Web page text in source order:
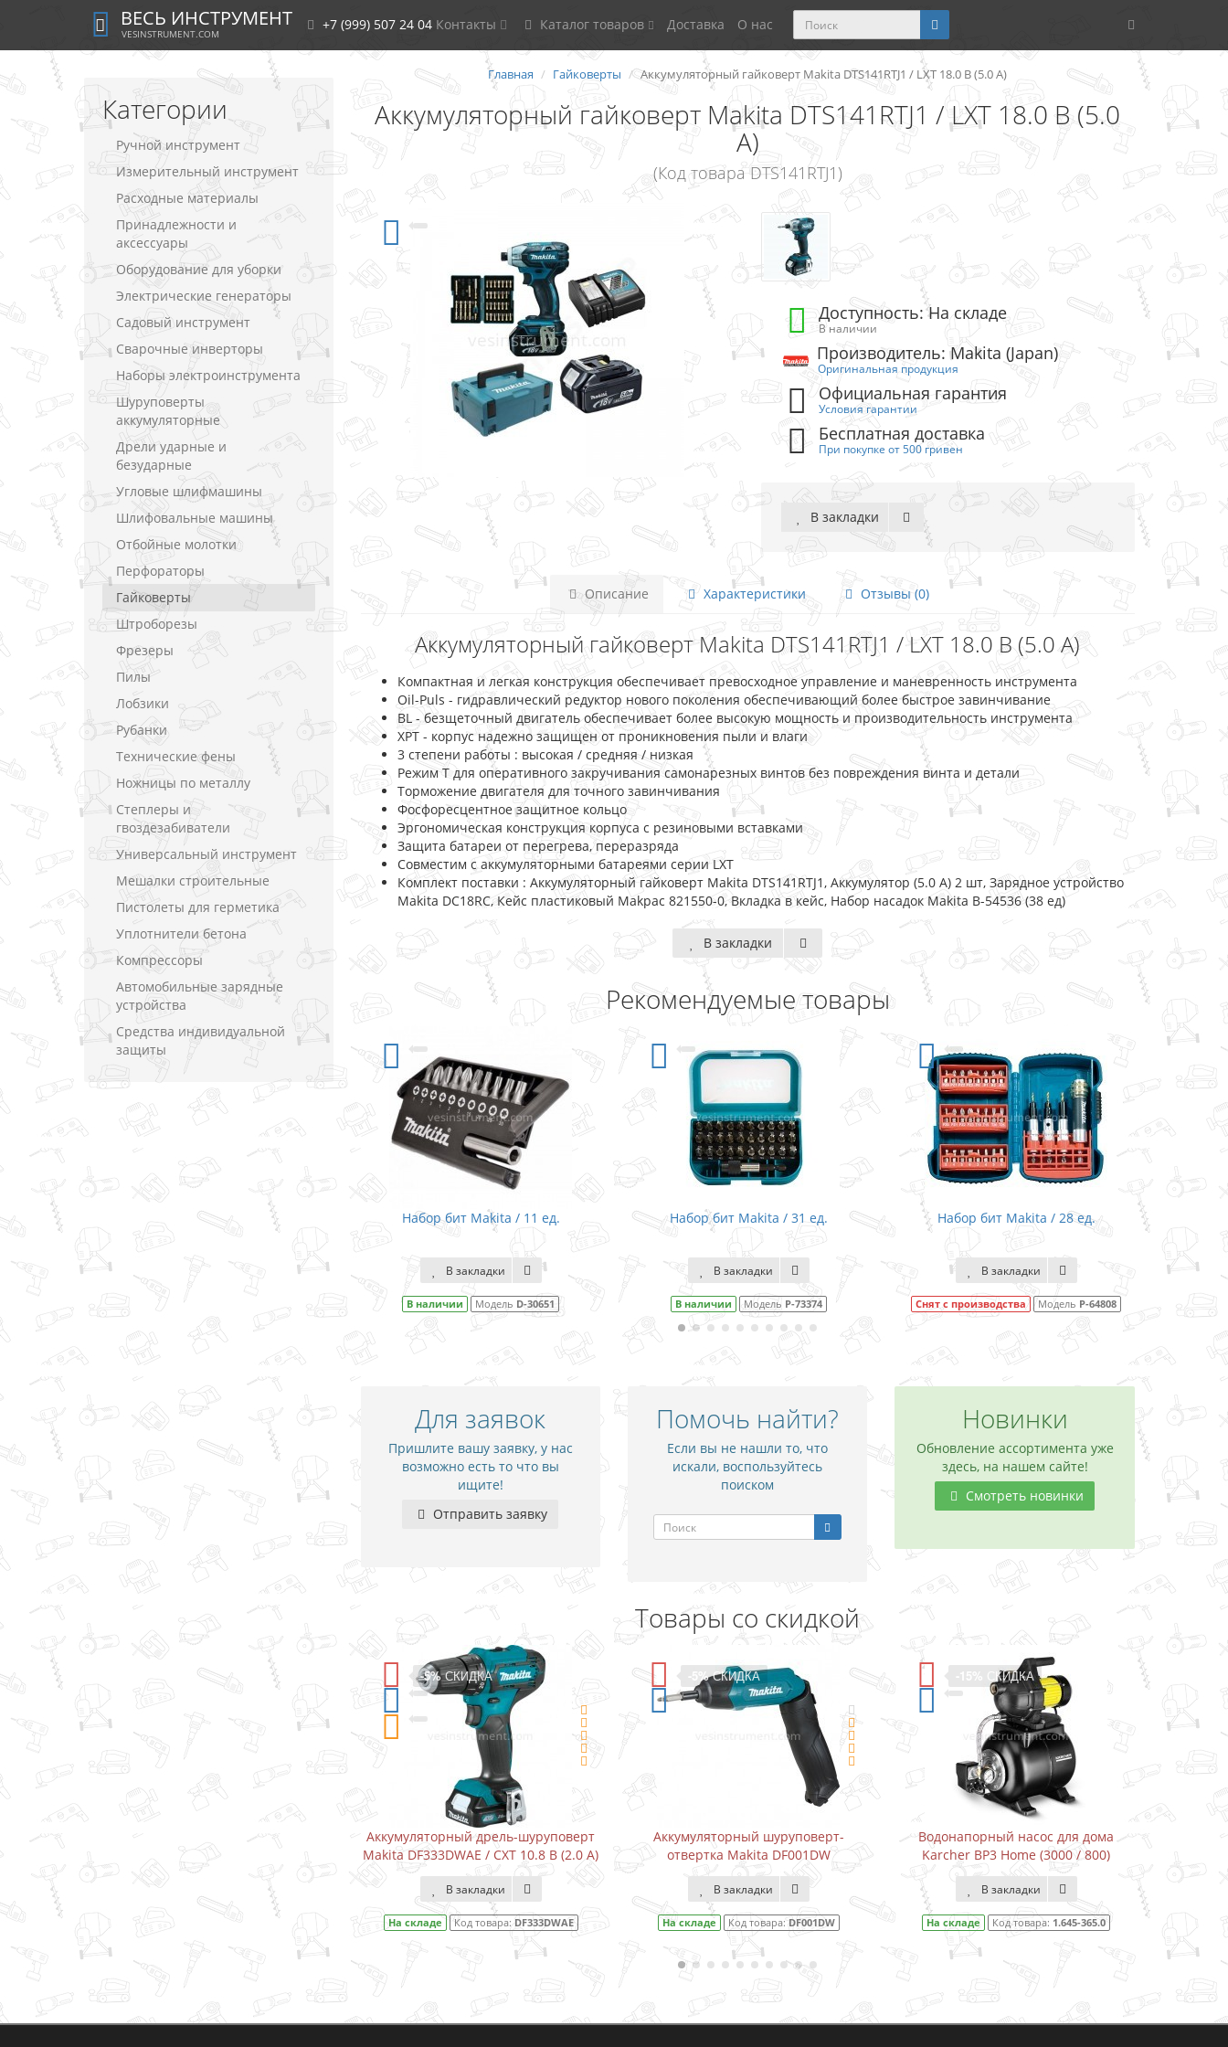
ВЕСЬ ИНСТРУМЕНТ
VESINSTRUMENT.COM
+7 (999) 507 24 04 Контакты Каталог товаров Доставка О нас
Категории
Ручной инструмент
Измерительный инструмент
Расходные материалы
Принадлежности и
аксессуары
Оборудование для уборки
Электрические генераторы
Садовый инструмент
Сварочные инверторы
Наборы электроинструмента
Шуруповерты
аккумуляторные
Дрели ударные и
безударные
Угловые шлифмашины
Шлифовальные машины
Отбойные молотки
Перфораторы
Гайковерты
Штроборезы
Фрезеры
Пилы
Лобзики
Рубанки
Технические фены
Ножницы по металлу
Степлеры и
гвоздезабиватели
Универсальный инструмент
Мешалки строительные
Пистолеты для герметика
Уплотнители бетона
Компрессоры
Автомобильные зарядные
устройства
Средства индивидуальной
защиты
Главная Гайковерты Аккумуляторный гайковерт Makita DTS141RTJ1 / LXT 18.0 В (5.0 А)
Аккумуляторный гайковерт Makita DTS141RTJ1 / LXT 18.0 В (5.0
А)
(Код товара DTS141RTJ1)
Доступность: На складе
В наличии
Производитель: Makita (Japan)
Оригинальная продукция
Официальная гарантия
Условия гарантии
Бесплатная доставка
При покупке от 500 гривен
В закладки
Описание Характеристики Отзывы (0)
Аккумуляторный гайковерт Makita DTS141RTJ1 / LXT 18.0 В (5.0 А)
Компактная и легкая конструкция обеспечивает превосходное управление и маневренность инструмента
Oil-Puls - гидравлический редуктор нового поколения обеспечивающий более быстрое завинчивание
BL - безщеточный двигатель обеспечивает более высокую мощность и производительность инструмента
XPT - корпус надежно защищен от проникновения пыли и влаги
3 степени работы : высокая / средняя / низкая
Режим Т для оперативного закручивания самонарезных винтов без повреждения винта и детали
Торможение двигателя для точного завинчивания
Фосфоресцентное защитное кольцо
Эргономическая конструкция корпуса с резиновыми вставками
Защита батареи от перегрева, переразряда
Совместим с аккумуляторными батареями серии LXT
Комплект поставки : Аккумуляторный гайковерт Makita DTS141RTJ1, Аккумулятор (5.0 А) 2 шт, Зарядное устройство
Makita DC18RC, Кейс пластиковый Makpac 821550-0, Вкладка в кейс, Набор насадок Makita B-54536 (38 ед)
В закладки
Рекомендуемые товары
Набор бит Makita / 12 ед.
В закладки
В наличии
Набор бит Makita / 11 ед.
В закладки
В наличии Модель D-30651
Набор бит Makita / 31 ед.
В закладки
В наличии Модель P-73374
Набор бит Makita / 28 ед.
В закладки
Снят с производства Модель P-64808
Для заявок
Пришлите вашу заявку, у нас
возможно есть то что вы
ищите!
Отправить заявку
Помочь найти?
Если вы не нашли то, что
искали, воспользуйтесь
поиском
Новинки
Обновление ассортимента уже
здесь, на нашем сайте!
Смотреть новинки
Товары со скидкой
СКИДКА
Аккумуляторный дрель-шуруповерт
Makita DF333DWYE / CXT 10.8 В (1.5 А)
На складе DF333DWYE
-5%СКИДКА
Аккумуляторный дрель-шуруповерт
Makita DF333DWAE / CXT 10.8 В (2.0 А)
В закладки
На складе Код товара:DF333DWAE
-5%СКИДКА
Аккумуляторный шуруповерт-
отвертка Makita DF001DW
В закладки
На складе Код товара:DF001DW
СКИДКА
Водонапорный насос для дома
Karcher BP3 Home (3000 / 800)
В закладки
На складе Код товара: 1.645-365.0